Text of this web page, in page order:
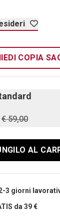
COPIA
€ 59,00
AL
3 giorni
da 39 €